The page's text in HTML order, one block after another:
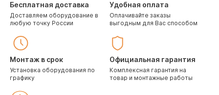
Бесплатная доставка
Доставляем оборудование в
любую точку России
Удобная оплата
Оплачивайте заказы
выгодным для Вас способом
Монтаж в срок
Установка оборудования по
графику
Официальная гарантия
Комплексная гарантия на
товар и монтажные работы